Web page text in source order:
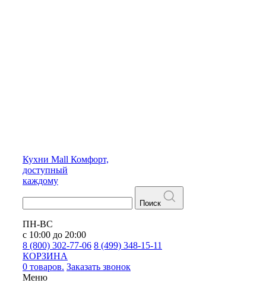
Кухни Mall Комфорт,
доступный
каждому
Поиск
ПН-ВС
с 10:00 до 20:00
8 (800) 302-77-06 8 (499) 348-15-11
КОРЗИНА
0 товаров. Заказать звонок
Меню